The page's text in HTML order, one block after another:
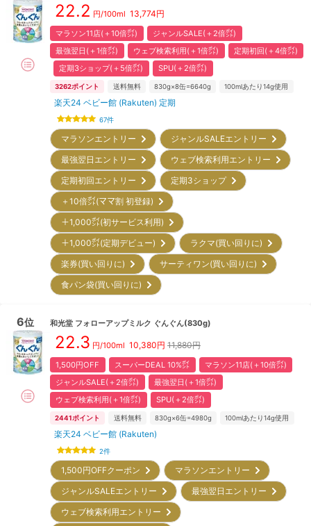
22.2 円/100ml 13,774円
マラソン11店(＋10倍㌽)
ジャンルSALE(＋2倍㌽)
最強翌日(＋1倍㌽)
ウェブ検索利用(＋1倍㌽)
定期初回(＋4倍㌽)
定期3ショップ(＋5倍㌽)
SPU(＋2倍㌽)
3262ポイント 送料無料 830g×8缶=6640g 100mlあたり14g使用
楽天24 ベビー館 (Rakuten) 定期
67件
マラソンエントリー
ジャンルSALEエントリー
最強翌日エントリー
ウェブ検索利用エントリー
定期初回エントリー
定期3ショップ
＋10倍㌽(ママ割 初登録)
＋1,000㌽(初サービス利用)
＋1,000㌽(定期デビュー)
ラクマ(買い回りに)
楽券(買い回りに)
サーティワン(買い回りに)
食パン袋(買い回りに)
6位 和光堂 フォローアップミルク ぐんぐん(830g)
22.3 円/100ml 10,380円 11,880円
1,500円OFF スーパーDEAL 10%㌽
マラソン11店(＋10倍㌽)
ジャンルSALE(＋2倍㌽)
最強翌日(＋1倍㌽)
ウェブ検索利用(＋1倍㌽)
SPU(＋2倍㌽)
2441ポイント 送料無料 830g×6缶=4980g 100mlあたり14g使用
楽天24 ベビー館 (Rakuten)
2件
1,500円OFFクーポン
マラソンエントリー
ジャンルSALEエントリー
最強翌日エントリー
ウェブ検索利用エントリー